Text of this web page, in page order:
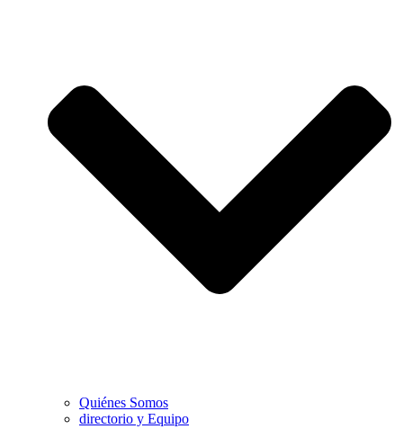
Quiénes Somos
directorio y Equipo